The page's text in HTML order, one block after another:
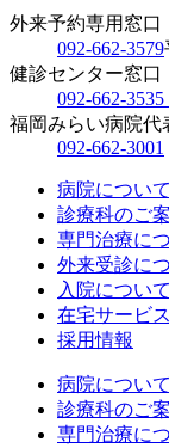
外来予約専用窓口
092-662-3579
健診センター窓口
092-662-3535
福岡みらい病院代
092-662-3001
病院について
診療科のご
専門治療に
外来受診に
入院について
在宅サービ
採用情報
病院について
診療科のご
専門治療に